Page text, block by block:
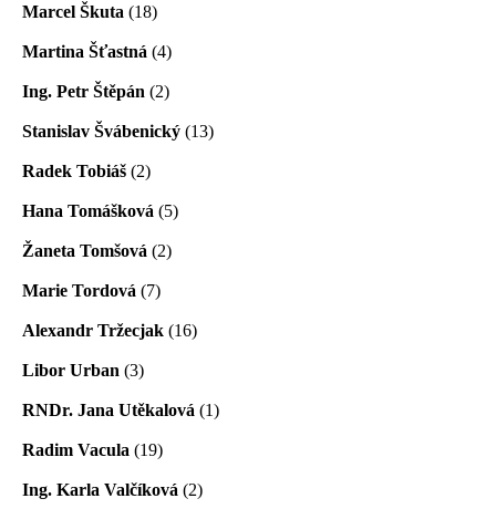
Marcel Škuta (18)
Martina Šťastná (4)
Ing. Petr Štěpán (2)
Stanislav Švábenický (13)
Radek Tobiáš (2)
Hana Tomášková (5)
Žaneta Tomšová (2)
Marie Tordová (7)
Alexandr Tržecjak (16)
Libor Urban (3)
RNDr. Jana Utěkalová (1)
Radim Vacula (19)
Ing. Karla Valčíková (2)